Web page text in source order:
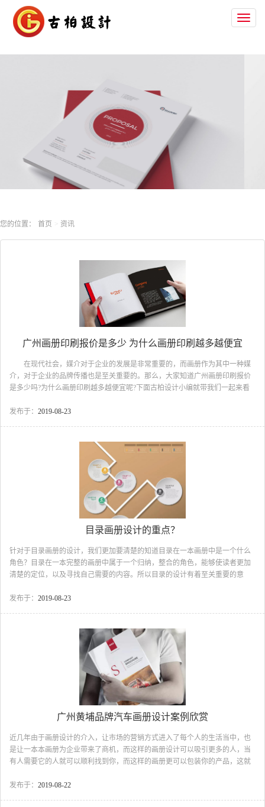
您的位置： 首页 资讯
广州画册印刷报价是多少 为什么画册印刷越多越便宜
在现代社会，媒介对于企业的发展是非常重要的，而画册作为其中一种媒
介，对于企业的品牌传播也是至关重要的。那么，大家知道广州画册印刷报价
是多少吗?为什么画册印刷越多越便宜呢?下面古柏设计小编就带我们一起来看
印刷企划是针对吻合设计之主题，对于印刷之方式、版面大小、印刷品的题
兴印刷去看看。 2、设计制作 依据印刷企划进行文案撰稿、设计、版面
规划等，是制作完稿的前置作业程序，同时也要安排摄影及...
发布于： 2019-08-23
目录画册设计的重点？
针对于目录画册的设计，我们更加要清楚的知道目录在一本画册中是一个什么
角色？目录在一本完整的画册中属于一个归纳，整合的角色，能够使读者更加
清楚的定位，以及寻找自己需要的内容。所以目录的设计有着至关重要的意
能够直接的抓住读者的眼球，古柏创意机构做出了一些可以参考的版式，希望
义： 1、首先要明白的是目录主要的内容是记录文件名列表和子目录列表，
而不是实际存放数据的地...
发布于： 2019-08-23
广州黄埔品牌汽车画册设计案例欣赏
近几年由于画册设计的介入，让市场的营销方式进入了每个人的生活当中，也
是让一本本画册为企业带来了商机，而这样的画册设计可以吸引更多的人，当
有人需要它的人就可以顺利找到你，而这样的画册更可以包装你的产品，这就
我们与 古柏一起欣赏广州黄埔品牌汽车画册设计：广州黄埔品牌汽车画册设
发布于： 2019-08-22